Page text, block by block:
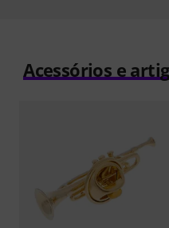
Acessórios e